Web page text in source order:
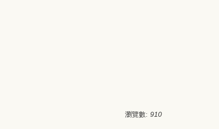
瀏覽數: 910